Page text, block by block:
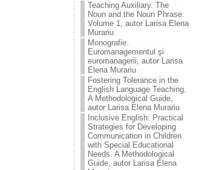
Teaching Auxiliary. The
Noun and the Noun Phrase.
Volume 1, autor Larisa Elena
Murariu
Monografie.
Euromanagementul şi
euromanagerii, autor Larisa
Elena Murariu
Fostering Tolerance in the
English Language Teaching.
A Methodological Guide,
autor Larisa Elena Murariu
Inclusive English: Practical
Strategies for Developing
Communication in Children
with Special Educational
Needs. A Methodological
Guide, autor Larisa Elena